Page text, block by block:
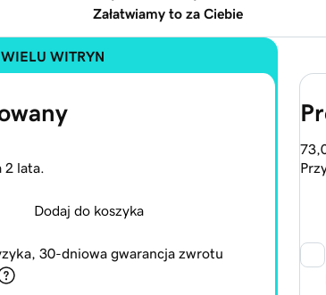
Załatwiamy to za Ciebie
WITRYN
2 lata.
Dodaj do koszyka
30-dniowa gwarancja zwrotu